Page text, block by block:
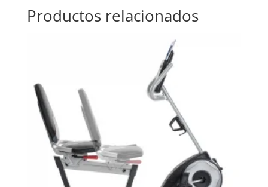
Productos relacionados